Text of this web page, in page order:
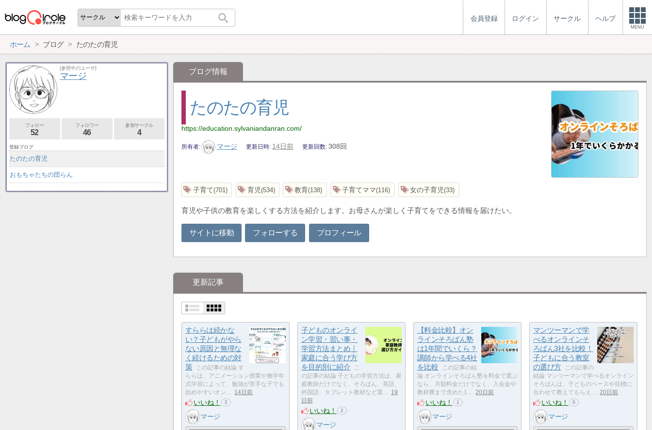
会員登録 ログイン サークル ヘルプ
MENU
ホーム ブログ たのたの育児
ブログ情報
たのたの育児
https://education.sylvaniandanran.com/
所有者 マージ 更新日時 14日前 更新回数 308回
子育て 701 育児 534 教育 138 子育てママ 116 女の子育児 33
育児や子供の教育を楽しくする方法を紹介します。お母さんが楽しく子育てをできる情報を届けたい。
サイトに移動 フォローする プロフィール
更新記事
すららは続かな
い？子どもがやら
ない原因と無理な
く続けるための対
策
この記事の結論 す
ららは、アニメーション授業や無学年
式学習によって、勉強が苦手な子でも
始めやすいオン… 14日前
いいね！ 2
マージ
子どものオンライ
ン学習・習い事・
学習方法まとめ｜
家庭に合う学び方
を目的別に紹介
こ
の記事の結論 子どもの学習方法は、家
庭教師だけでなく、そろばん、英語、
外国語、タブレット教材など選… 19
日前
いいね！ 2
マージ
【料金比較】オン
ラインそろばん塾
は1年間でいくら？
講師から学べる4社
を比較
この記事の結
論 オンラインそろばん塾を料金で選ぶ
なら、月額料金だけでなく、入会金や
教材費まで含めた1… 20日前
いいね！ 1
マージ
マンツーマンで学
べるオンラインそ
ろばん3社を比較！
子どもに合う教室
の選び方
この記事の
結論 マンツーマンで学べるオンライン
そろばんは、子どものペースや目標に
合わせて教えてもらえ… 20日前
いいね！ 0
マージ
[参照中のユーザ]
マージ
フォロー
52
フォロワー
46
参加サークル
4
登録ブログ
たのたの育児
おもちゃたちの団らん